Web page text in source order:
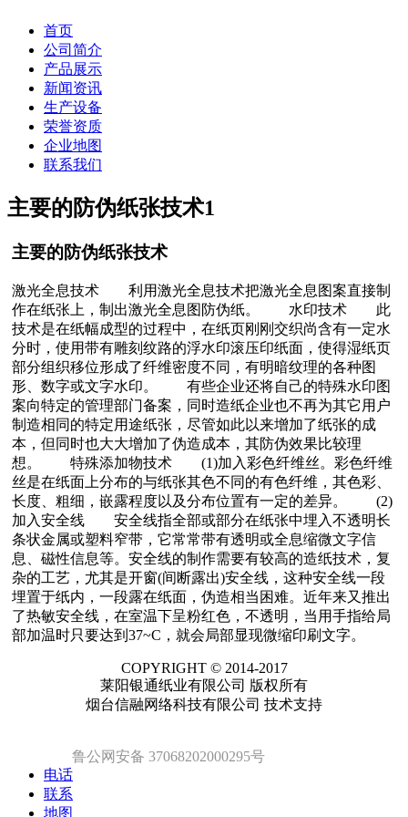
首页
公司简介
产品展示
新闻资讯
生产设备
荣誉资质
企业地图
联系我们
主要的防伪纸张技术1
主要的防伪纸张技术
激光全息技术 利用激光全息技术把激光全息图案直接制
作在纸张上，制出激光全息图防伪纸。 水印技术 此
技术是在纸幅成型的过程中，在纸页刚刚交织尚含有一定水
分时，使用带有雕刻纹路的浮水印滚压印纸面，使得湿纸页
部分组织移位形成了纤维密度不同，有明暗纹理的各种图
形、数字或文字水印。 有些企业还将自己的特殊水印图
案向特定的管理部门备案，同时造纸企业也不再为其它用户
制造相同的特定用途纸张，尽管如此以来增加了纸张的成
本，但同时也大大增加了伪造成本，其防伪效果比较理
想。 特殊添加物技术 (1)加入彩色纤维丝。彩色纤维
丝是在纸面上分布的与纸张其色不同的有色纤维，其色彩、
长度、粗细，嵌露程度以及分布位置有一定的差异。 (2)
加入安全线 安全线指全部或部分在纸张中埋入不透明长
条状金属或塑料窄带，它常常带有透明或全息缩微文字信
息、磁性信息等。安全线的制作需要有较高的造纸技术，复
杂的工艺，尤其是开窗(间断露出)安全线，这种安全线一段
埋置于纸内，一段露在纸面，伪造相当困难。近年来又推出
了热敏安全线，在室温下呈粉红色，不透明，当用手指给局
部加温时只要达到37~C，就会局部显现微缩印刷文字。
COPYRIGHT © 2014-2017
莱阳银通纸业有限公司 版权所有
烟台信融网络科技有限公司 技术支持
鲁公网安备 37068202000295号
电话
联系
地图